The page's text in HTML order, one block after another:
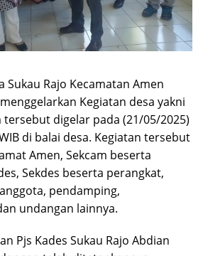
Sukau Rajo Kecamatan Amen
Kegiatan desa yakni
tersebut digelar pada (21/05/2025)
di balai desa. Kegiatan tersebut
Amen, Sekcam beserta
Sekdes beserta perangkat,
pendamping,
undangan lainnya.
Pjs Kades Sukau Rajo Abdian